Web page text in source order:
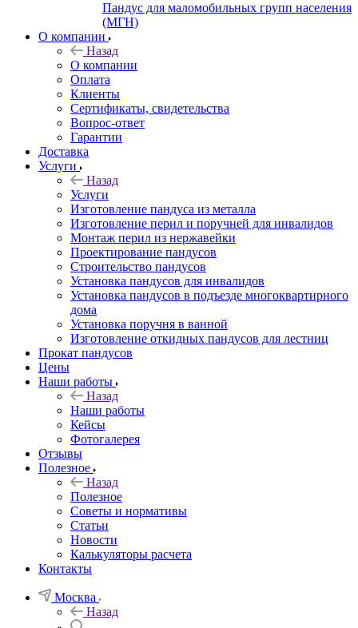
Пандус для маломобильных групп населения
(МГН)
О компании
Назад
О компании
Оплата
Клиенты
Сертификаты, свидетельства
Вопрос-ответ
Гарантии
Доставка
Услуги
Назад
Услуги
Изготовление пандуса из металла
Изготовление перил и поручней для инвалидов
Монтаж перил из нержавейки
Проектирование пандусов
Строительство пандусов
Установка пандусов для инвалидов
Установка пандусов в подъезде многоквартирного
дома
Установка поручня в ванной
Изготовление откидных пандусов для лестниц
Прокат пандусов
Цены
Наши работы
Назад
Наши работы
Кейсы
Фотогалерея
Отзывы
Полезное
Назад
Полезное
Советы и нормативы
Статьи
Новости
Калькуляторы расчета
Контакты
Москва
Назад